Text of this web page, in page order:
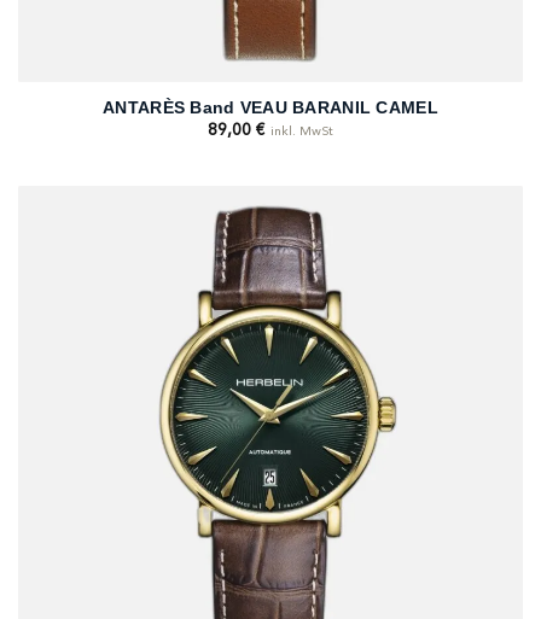
ANTARÈS Band VEAU BARANIL CAMEL
89,00 € inkl. MwSt